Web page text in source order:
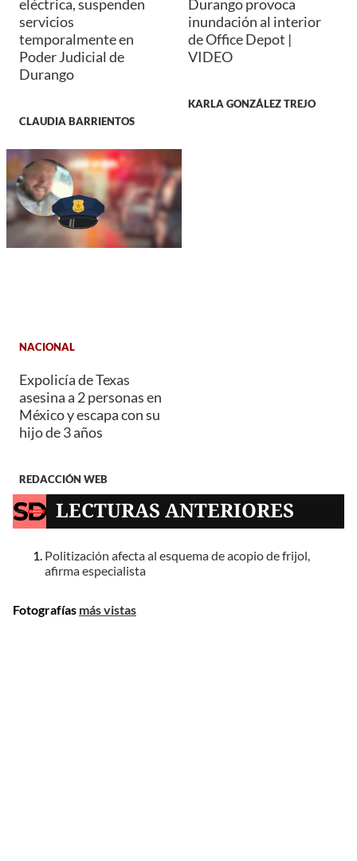
eléctrica, suspenden
servicios
temporalmente en
Poder Judicial de
Durango
CLAUDIA BARRIENTOS
Durango provoca
inundación al interior
de Office Depot |
VIDEO
KARLA GONZÁLEZ TREJO
NACIONAL
Expolicía de Texas
asesina a 2 personas en
México y escapa con su
hijo de 3 años
REDACCIÓN WEB
LECTURAS ANTERIORES
Politización afecta al esquema de acopio de frijol,
afirma especialista
Fotografías más vistas